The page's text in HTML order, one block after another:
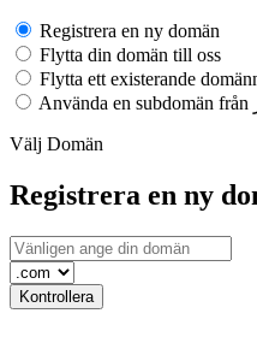
Registrera en ny domän
Flytta din domän till oss
Flytta ett existerande
Välj Domän
Registrera en ny
Kontrollera